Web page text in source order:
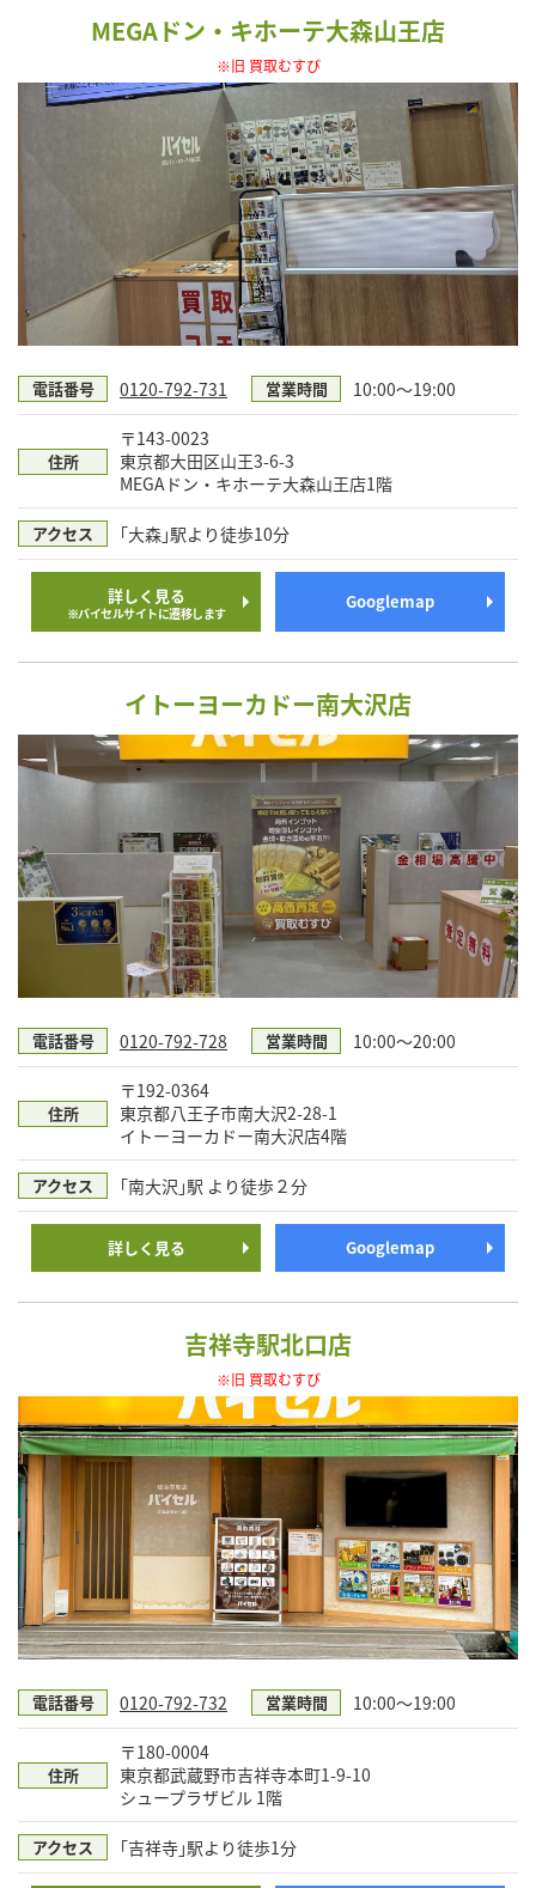
MEGAドン・キホーテ大森山王店
※旧 買取むすび
電話番号 0120-792-731 営業時間 10:00～19:00
住所
〒143-0023
東京都大田区山王3-6-3
MEGAドン・キホーテ大森山王店1階
アクセス ｢大森｣駅より徒歩10分
詳しく見る
※バイセルサイトに遷移します
Googlemap
イトーヨーカドー南大沢店
電話番号 0120-792-728 営業時間 10:00～20:00
住所
〒192-0364
東京都八王子市南大沢2-28-1
イトーヨーカドー南大沢店4階
アクセス ｢南大沢｣駅 より徒歩２分
詳しく見る Googlemap
吉祥寺駅北口店
※旧 買取むすび
電話番号 0120-792-732 営業時間 10:00～19:00
住所
〒180-0004
東京都武蔵野市吉祥寺本町1-9-10
シュープラザビル 1階
アクセス ｢吉祥寺｣駅より徒歩1分